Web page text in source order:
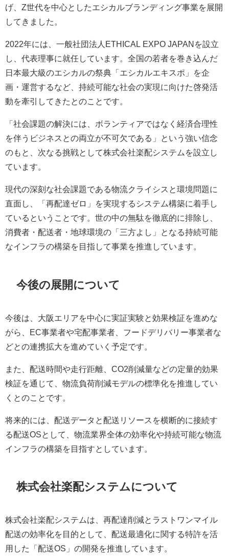
げ、Z世代を中心としたエシカルブランディング事業を展開
してきました。
2022年には、一般社団法人ETHICAL EXPO JAPANを設立
し、代表理事に就任しています。全国の若者を巻き込んだ
日本最大級のエシカルの祭典「エシカルエキスポ」を企
画・運営するなど、持続可能な社会の実現に向けた啓発活
動を牽引してきたとのことです。
「社会課題の解決には、ボランティアではなく経済合理性
を伴うビジネスとの両立が不可欠である」という強い信念
のもと、次なる挑戦として株式会社楽配システムを設立し
ています。
現代の深刻な社会課題である物流クライシスと環境問題に
直面し、「再配達ゼロ」を実現するシステム構築に着手し
ているということです。世の中の無駄を徹底的に排除し、
消費者・配送者・地球環境の「三方よし」となる持続可能
なインフラの構築を目指して事業を推進しています。
今後の展開について
今後は、大阪エリアを中心に実証実験と効果検証を進めな
がら、EC事業者や宅配事業者、フードデリバリー事業者な
どとの連携拡大を進めていく予定です。
また、配送時間や走行距離、CO2削減量などの定量的効果
検証を通じて、物流負荷削減モデルの標準化を推進してい
くとのことです。
将来的には、配送データと配送リソースを横断的に接続す
る配送OSとして、物流業界全体の効率化や持続可能な物流
インフラの構築を目指すとしています。
株式会社楽配システムについて
株式会社楽配システムは、再配達削減とラストワンマイル
配送の効率化を目的として、配送最適化に関する特許を活
用した「配送OS」の開発を推進しています。